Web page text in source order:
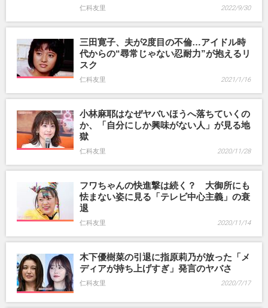
仁科友里 2022/9/30
三田寛子、夫が2度目の不倫…アイドル時
代からの“尋常じゃない忍耐力”が抱えるリ
スク
仁科友里 2021/1/16
小林麻耶はなぜヤバいほうへ落ちていくの
か、「自分にしか興味がない人」が見る地
獄
仁科友里 2020/11/28
フワちゃんの快進撃は続く？ 大御所にも
怯まない姿に見る「テレビ中心主義」の衰
退
仁科友里 2020/11/14
木下優樹菜の引退に指原莉乃が放った「メ
ディアが持ち上げすぎ」発言のヤバさ
仁科友里 2020/7/17